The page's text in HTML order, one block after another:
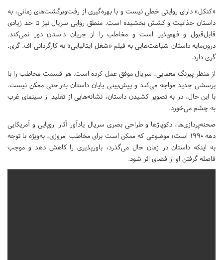
«کنکل» دارای روایتی خطی نیست و با بهره‌گیری از رفت‌وبرگشت‌های زمانی، به
داستان جذابیت و کشش بخشیده است. منطق روایی سریال نیز تا حد زیادی
قابل‌قبول و فهم‌پذیر است و مخاطب را از جریان داستان دور نمی‌کند.
درون‌مایه داستان شباهت‌هایی به فیلم «شغل ایتالیایی» به کارگردانی اف. گری.
گری دارد.
از منظر پیرنگ معمایی، سریال موفق عمل کرده است. هر قسمت مخاطب را با
پرسشی جدید مواجه می‌کند و پیش‌بینی پایان داستان به‌راحتی ممکن نیست.
با این حال، در به تصویر کشیدن داستان، نشانه‌هایی از تقلید از سینمای غرب
به چشم می‌خورد.
صحنه‌پردازی‌ها، دکوپاژها و طراحی بصری سریال یادآور آثار اروپایی و آمریکایی
دهه ۱۹۹۰ است؛ موضوعی که ممکن است برای مخاطب امروزی، به‌ویژه با توجه
به اینکه داستان در زمان حال می‌گذرد، باورپذیری را کاهش دهد و موجب
فاصله گرفتن او از فضای اثر شود.